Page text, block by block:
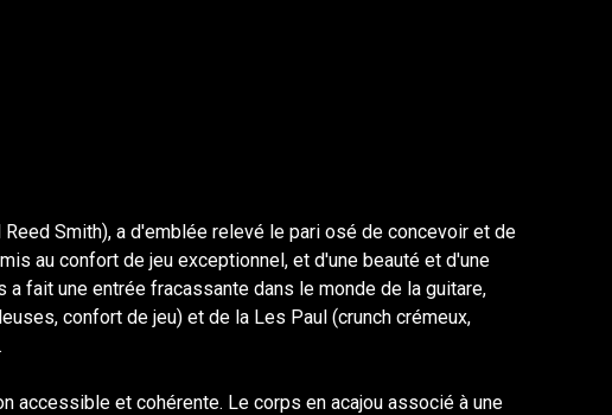
Smith), a d'emblée relevé le pari osé de concevoir et de
au confort de jeu exceptionnel, et d'une beauté et d'une
fait une entrée fracassante dans le monde de la guitare,
confort de jeu) et de la Les Paul (crunch crémeux,
accessible et cohérente. Le corps en acajou associé à une